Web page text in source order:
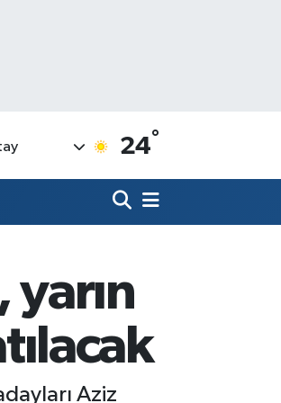
24°
yarın
Aziz